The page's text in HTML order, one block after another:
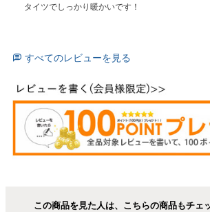
タイツでしっかり暖かいです！
すべてのレビューを見る
この商品を見た人は、こちらの商品もチェ